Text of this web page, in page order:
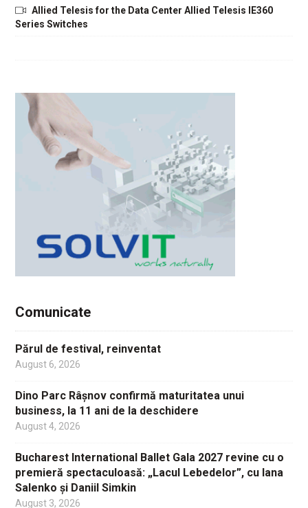
Allied Telesis for the Data Center Allied Telesis IE360
Series Switches
Comunicate
Părul de festival, reinventat
August 6, 2026
Dino Parc Râșnov confirmă maturitatea unui
business, la 11 ani de la deschidere
August 4, 2026
Bucharest International Ballet Gala 2027 revine cu o
premieră spectaculoasă: „Lacul Lebedelor”, cu Iana
Salenko și Daniil Simkin
August 3, 2026